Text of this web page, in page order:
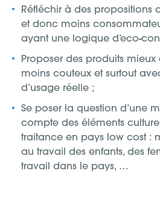
Réfléchir à des propositions
et donc moins
ayant une logique d’eco-
Proposer des produits
moins couteux et surtout
d’usage réelle ;
Se poser la question d’une
compte des éléments
traitance en pays low cost :
au travail des enfants, des
travail dans le pays, …